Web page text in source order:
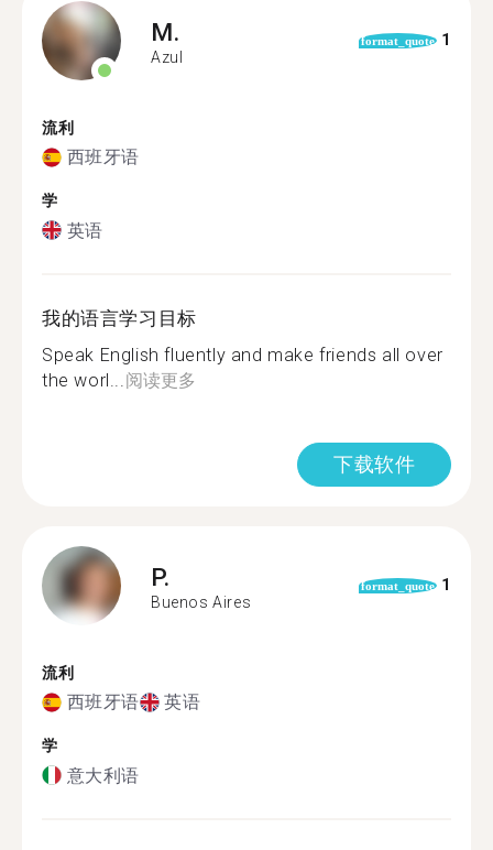
M.
Azul
format_quote 1
流利
西班牙语
学
英语
我的语言学习目标
Speak English fluently and make friends all over
the worl... 阅读更多
下载软件
P.
Buenos Aires
format_quote 1
流利
西班牙语 英语
学
意大利语